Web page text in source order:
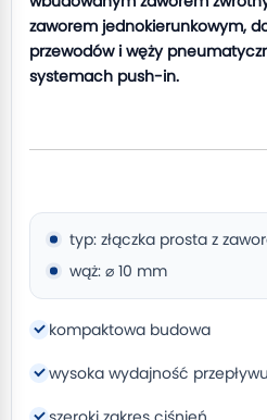
zaworem jednokierunkowym,
przewodów i węży
systemach push-in.
typ: złączka prosta z
wąż: ⌀ 10 mm
kompaktowa budowa
wysoka wydajność przepływu